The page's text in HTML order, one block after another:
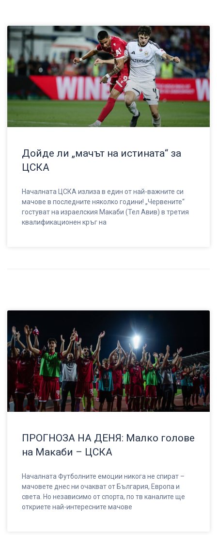
Дойде ли „мачът на истината“ за
ЦСКА
Началната ЦСКА излиза в един от най-важните си
мачове в последните няколко години! „Червените“
гостуват на израелския Макаби (Тел Авив) в третия
квалификационен кръг на
ПРОГНОЗА НА ДЕНЯ: Малко голове
на Макаби – ЦСКА
Началната Футболните емоции никога не спират –
мачовете днес ни очакват от България, Европа и
света. Но независимо от спорта, по тв каналите ще
откриете най-интересните мачове